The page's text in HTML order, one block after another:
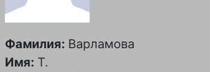
Фамилия: Варламова
Имя: Т.